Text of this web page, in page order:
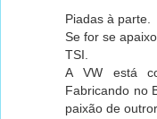
Piadas à parte.
Se for se
TSI.
A VW está
Fabricando no
paixão de